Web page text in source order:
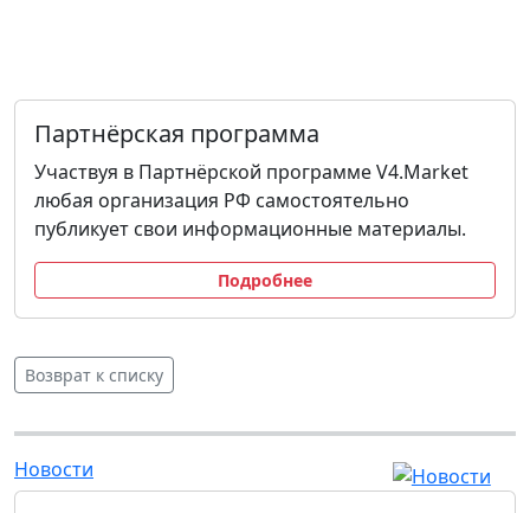
Партнёрская программа
Участвуя в Партнёрской программе V4.Market
любая организация РФ самостоятельно
публикует свои информационные материалы.
Подробнее
Возврат к списку
Новости